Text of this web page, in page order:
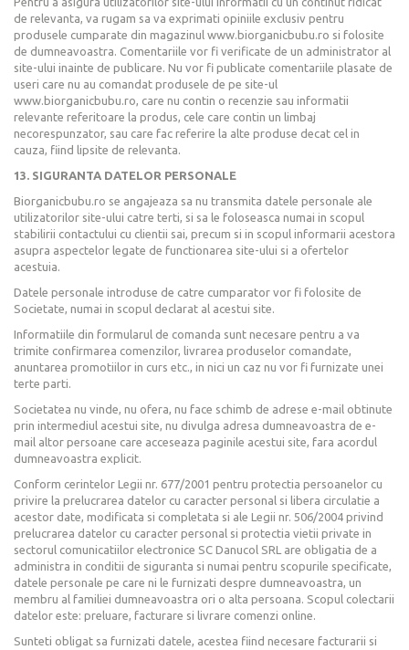
de relevanta, va rugam sa va exprimati opiniile exclusiv pentru
produsele cumparate din magazinul www.biorganicbubu.ro si folosite
de dumneavoastra. Comentariile vor fi verificate de un administrator al
site-ului inainte de publicare. Nu vor fi publicate comentariile plasate de
useri care nu au comandat produsele de pe site-ul
www.biorganicbubu.ro, care nu contin o recenzie sau informatii
relevante referitoare la produs, cele care contin un limbaj
necorespunzator, sau care fac referire la alte produse decat cel in
cauza, fiind lipsite de relevanta.
13. SIGURANTA DATELOR PERSONALE
Biorganicbubu.ro se angajeaza sa nu transmita datele personale ale
utilizatorilor site-ului catre terti, si sa le foloseasca numai in scopul
stabilirii contactului cu clientii sai, precum si in scopul informarii acestora
asupra aspectelor legate de functionarea site-ului si a ofertelor
acestuia.
Datele personale introduse de catre cumparator vor fi folosite de
Societate, numai in scopul declarat al acestui site.
Informatiile din formularul de comanda sunt necesare pentru a va
trimite confirmarea comenzilor, livrarea produselor comandate,
anuntarea promotiilor in curs etc., in nici un caz nu vor fi furnizate unei
terte parti.
Societatea nu vinde, nu ofera, nu face schimb de adrese e-mail obtinute
prin intermediul acestui site, nu divulga adresa dumneavoastra de e-
mail altor persoane care acceseaza paginile acestui site, fara acordul
dumneavoastra explicit.
Conform cerintelor Legii nr. 677/2001 pentru protectia persoanelor cu
privire la prelucrarea datelor cu caracter personal si libera circulatie a
acestor date, modificata si completata si ale Legii nr. 506/2004 privind
prelucrarea datelor cu caracter personal si protectia vietii private in
sectorul comunicatiilor electronice SC Danucol SRL are obligatia de a
administra in conditii de siguranta si numai pentru scopurile specificate,
datele personale pe care ni le furnizati despre dumneavoastra, un
membru al familiei dumneavoastra ori o alta persoana. Scopul colectarii
datelor este: preluare, facturare si livrare comenzi online.
Sunteti obligat sa furnizati datele, acestea fiind necesare facturarii si